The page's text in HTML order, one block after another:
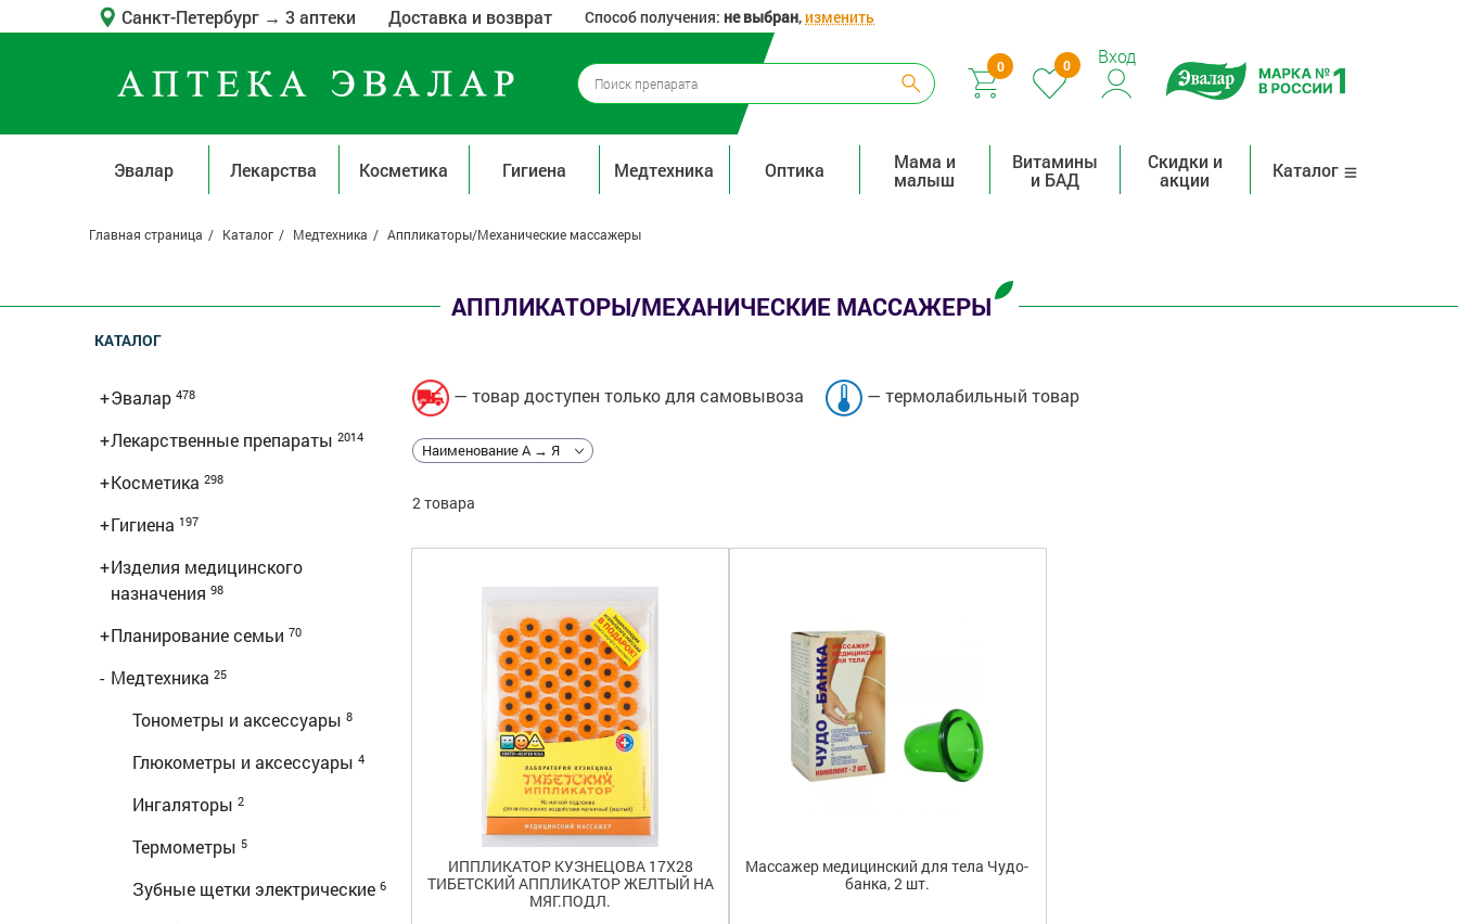
Санкт-Петербург → 3 аптеки Доставка и возврат Способ получения: не выбран,изменить
0 0 Вход
Эвалар Лекарства Косметика Гигиена Медтехника Оптика
Мама и
малыш
Витамины
и БАД
Скидки и
акции
Каталог
Главная страница Каталог Медтехника Аппликаторы/Механические массажеры
АППЛИКАТОРЫ/МЕХАНИЧЕСКИЕ МАССАЖЕРЫ
КАТАЛОГ
+Эвалар 478
+Лекарственные препараты 2014
+Косметика 298
+Гигиена 197
+Изделия медицинского
назначения 98
+Планирование семьи 70
- Медтехника 25
Тонометры и аксессуары 8
Глюкометры и аксессуары 4
Ингаляторы 2
Термометры 5
Зубные щетки электрические 6
— товар доступен только для самовывоза — термолабильный товар
Наименование А → Я
2 товара
ИППЛИКАТОР КУЗНЕЦОВА 17Х28
ТИБЕТСКИЙ АППЛИКАТОР ЖЕЛТЫЙ НА
МЯГ.ПОДЛ.
Массажер медицинский для тела Чудо-
банка, 2 шт.